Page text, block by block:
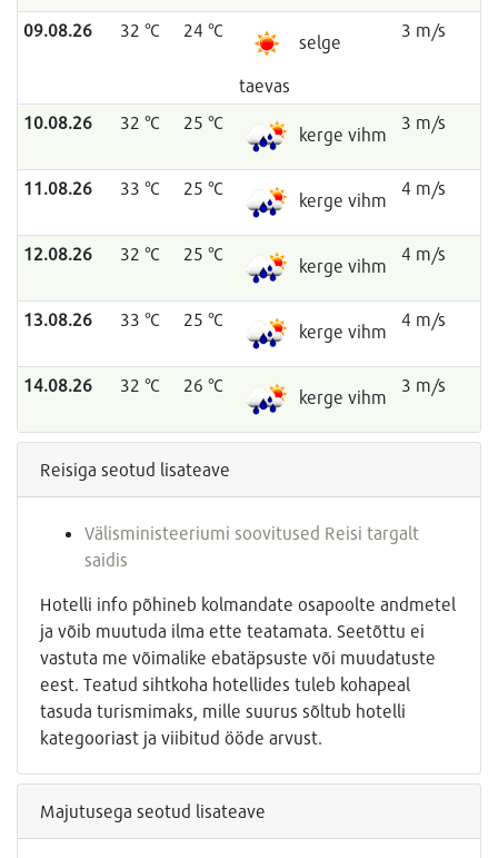
09.08.26 32 °C 24 °C
selge
taevas
3 m/s
10.08.26 32 °C 25 °C
kerge vihm
3 m/s
11.08.26 33 °C 25 °C
kerge vihm
4 m/s
12.08.26 32 °C 25 °C
kerge vihm
4 m/s
13.08.26 33 °C 25 °C
kerge vihm
4 m/s
14.08.26 32 °C 26 °C
kerge vihm
3 m/s
Reisiga seotud lisateave
Välisministeeriumi soovitused Reisi targalt
saidis
Hotelli info põhineb kolmandate osapoolte andmetel
ja võib muutuda ilma ette teatamata. Seetõttu ei
vastuta me võimalike ebatäpsuste või muudatuste
eest. Teatud sihtkoha hotellides tuleb kohapeal
tasuda turismimaks, mille suurus sõltub hotelli
kategooriast ja viibitud ööde arvust.
Majutusega seotud lisateave